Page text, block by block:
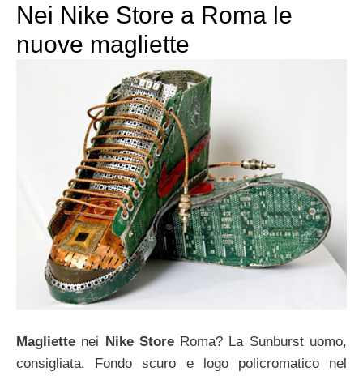
Nei Nike Store a Roma le
nuove magliette
Magliette nei Nike StoreRoma? La Sunburst uomo,
consigliata. Fondo scuro e logo policromatico nel